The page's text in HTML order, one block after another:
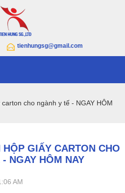
tienhungsg@gmail.com
cho ngành y tế - NGAY HÔM
GIẤY CARTON CHO
NGAY HÔM NAY
AM